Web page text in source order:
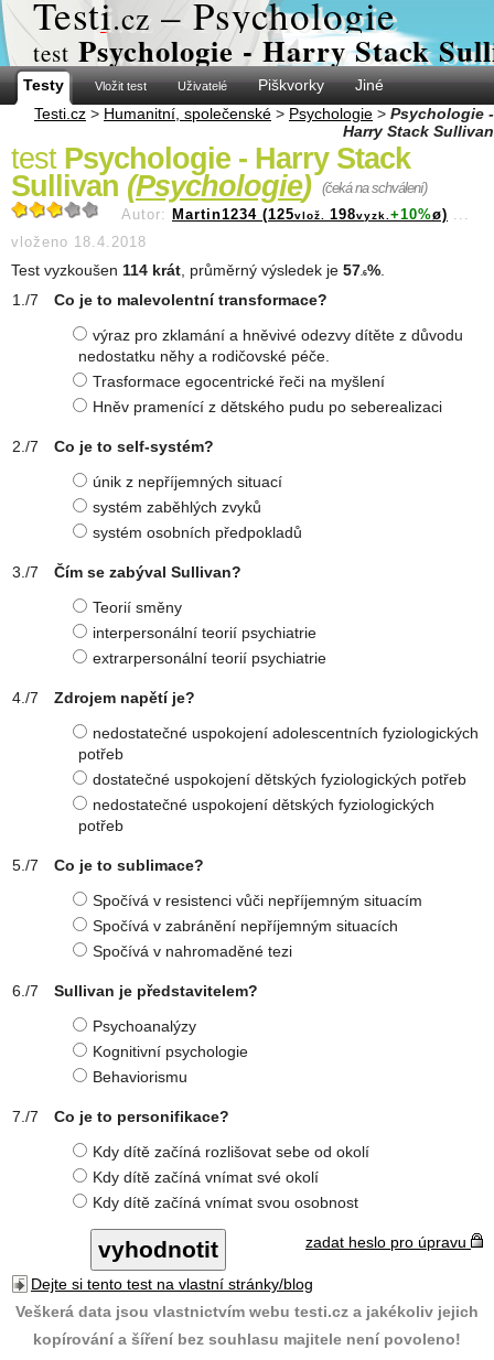
Testi.cz – Psychologie
test Psychologie - Harry Stack
Testy Vložit test Uživatelé Piškvorky
Jiné
Testi.cz > Humanitní, společenské > Psychologie > Psychologie -
Harry Stack Sullivan
test Psychologie - Harry Stack
Sullivan (Psychologie) (čeká na schválení)
Autor: Martin1234 (125vlož. 198vyzk.+10%ø) ...
vloženo 18.4.2018
Test vyzkoušen 114 krát, průměrný výsledek je 57.6%.
Co je to malevolentní transformace?
výraz pro zklamání a hněvivé odezvy dítěte z důvodu
nedostatku něhy a rodičovské péče.
Trasformace egocentrické řeči na myšlení
Hněv pramenící z dětského pudu po seberealizaci
Co je to self-systém?
únik z nepříjemných situací
systém zaběhlých zvyků
systém osobních předpokladů
Čím se zabýval Sullivan?
Teorií směny
interpersonální teorií psychiatrie
extrarpersonální teorií psychiatrie
Zdrojem napětí je?
nedostatečné uspokojení adolescentních fyziologických
potřeb
dostatečné uspokojení dětských fyziologických potřeb
nedostatečné uspokojení dětských fyziologických
potřeb
Co je to sublimace?
Spočívá v resistenci vůči nepříjemným situacím
Spočívá v zabránění nepříjemným situacích
Spočívá v nahromaděné tezi
Sullivan je představitelem?
Psychoanalýzy
Kognitivní psychologie
Behaviorismu
Co je to personifikace?
Kdy dítě začíná rozlišovat sebe od okolí
Kdy dítě začíná vnímat své okolí
Kdy dítě začíná vnímat svou osobnost
zadat heslo pro úpravu
Dejte si tento test na vlastní stránky/blog
Veškerá data jsou vlastnictvím webu testi.cz a jakékoliv jejich
kopírování a šíření bez souhlasu majitele není povoleno!